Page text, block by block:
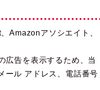
Amazonアソシエイト、
広告を表示するため、当
ール アドレス、電話番号